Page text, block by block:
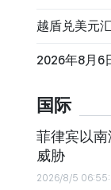
越盾兑美元
2026年8月6
国际
菲律宾以
威胁
2026/8/5